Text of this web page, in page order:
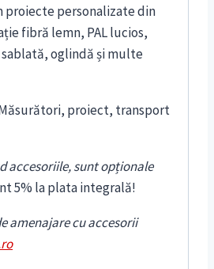
proiecte personalizate din
fibră lemn, PAL lucios,
oglindă și multe
proiect, transport
accesoriile, sunt opționale
5% la plata integrală!
amenajare cu accesorii